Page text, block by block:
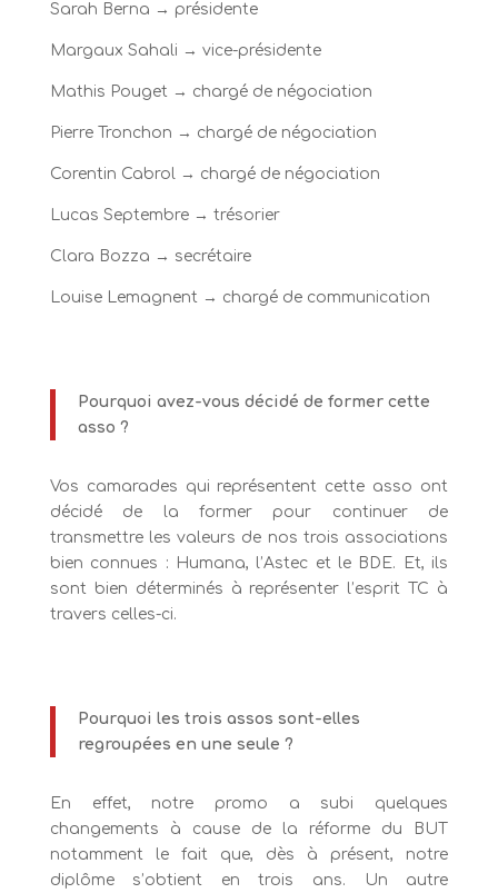
Sarah Berna → présidente
Margaux Sahali → vice-présidente
Mathis Pouget → chargé de négociation
Pierre Tronchon → chargé de négociation
Corentin Cabrol → chargé de négociation
Lucas Septembre → trésorier
Clara Bozza → secrétaire
Louise Lemagnent → chargé de communication
Pourquoi avez-vous décidé de former cette
asso ?
Vos camarades qui représentent cette asso ont
décidé de la former pour continuer de
transmettre les valeurs de nos trois associations
bien connues : Humana, l’Astec et le BDE. Et, ils
sont bien déterminés à représenter l’esprit TC à
travers celles-ci.
Pourquoi les trois assos sont-elles
regroupées en une seule ?
En effet, notre promo a subi quelques
changements à cause de la réforme du BUT
notamment le fait que, dès à présent, notre
diplôme s’obtient en trois ans. Un autre